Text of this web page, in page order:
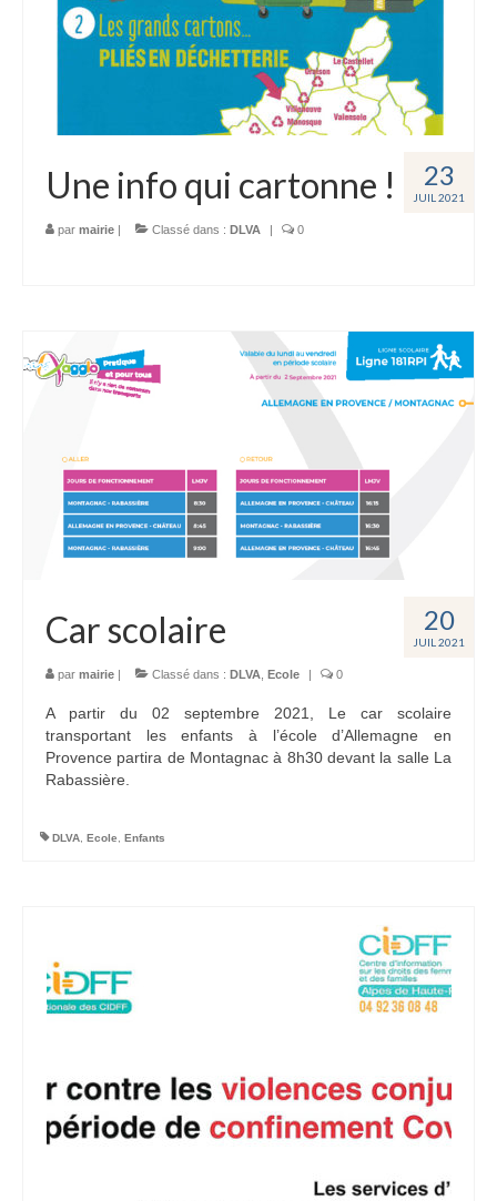
Le Village
Présentation
Associations
Entreprises
Offres d’emploi
Services
Contact
23
JUIL 2021
Une info qui cartonne !
par mairie | Classé dans : DLVA | 0
20
JUIL 2021
Car scolaire
par mairie | Classé dans : DLVA Ecole | 0
A partir du 02 septembre 2021, Le car scolaire
transportant les enfants à l’école d’Allemagne en
Provence partira de Montagnac à 8h30 devant la salle La
Rabassière.
DLVA Ecole Enfants